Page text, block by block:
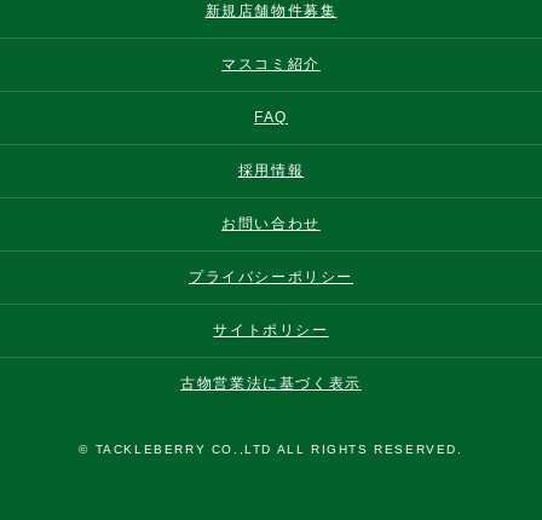
新規店舗物件募集
マスコミ紹介
FAQ
採用情報
お問い合わせ
プライバシーポリシー
サイトポリシー
古物営業法に基づく表示
© TACKLEBERRY CO.,LTD ALL RIGHTS RESERVED.